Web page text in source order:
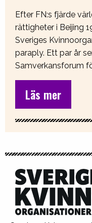
Efter FN:s fjärde
rättigheter i Beijing
Sveriges
paraply. Ett par år
Samverkansforum
Läs mer